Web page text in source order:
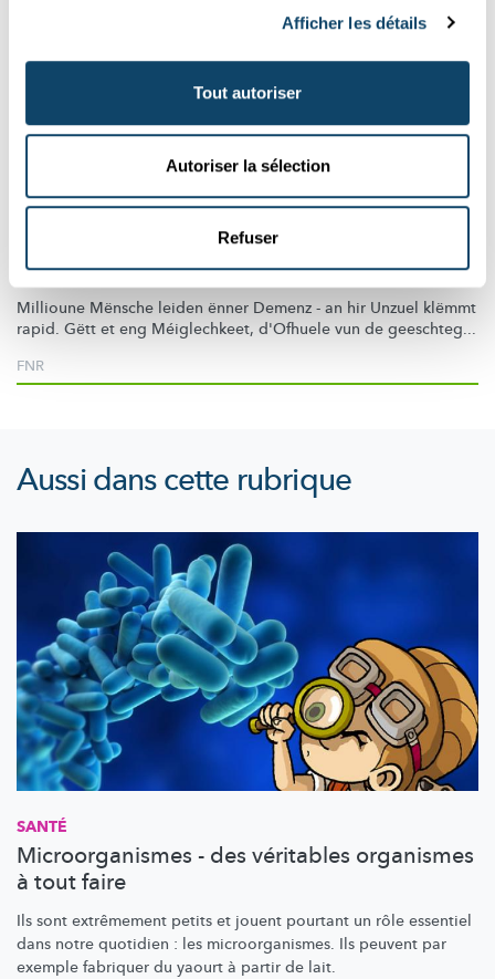
Afficher les détails
Tout autoriser
Autoriser la sélection
Refuser
Mr Science
Kann een Demenz virbeugen?
Millioune Mënsche leiden ënner Demenz - an hir Unzuel klëmmt
rapid. Gëtt et eng Méiglechkeet, d'Ofhuele vun de geeschteg...
FNR
Aussi dans cette rubrique
SANTÉ
Microorganismes - des véritables organismes
à tout faire
Ils sont extrêmement petits et jouent pourtant un rôle essentiel
dans notre quotidien : les microorganismes. Ils peuvent par
exemple fabriquer du yaourt à partir de lait.